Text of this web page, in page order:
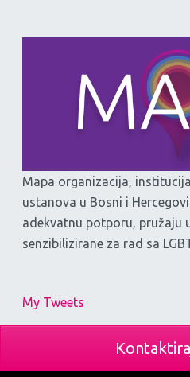
Mapa organizacija,
ustanova u Bosni i
adekvatnu potporu, pružaju
senzibilizirane za rad sa
My Tweets